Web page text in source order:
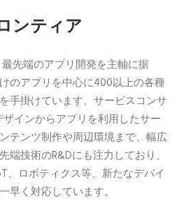
ンティア
先端のアプリ開発を主軸に据
のアプリを中心に400以上の各種
手掛けています。サービスコンサ
インからアプリを利用したサー
テンツ制作や周辺環境まで、幅広
端技術のR&Dにも注力しており、
、ロボティクス等、新たなデバイ
早く対応しています。